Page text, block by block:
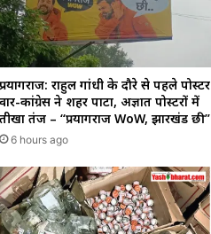
प्रयागराज: राहुल गांधी के दौरे से पहले पोस्टर
वार-कांग्रेस ने शहर पाटा, अज्ञात पोस्टरों में
तीखा तंज – “प्रयागराज WoW, झारखंड छी”
6 hours ago